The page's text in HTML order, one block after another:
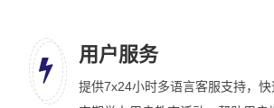
用户服务
提供7x24小时多语言客服支持，